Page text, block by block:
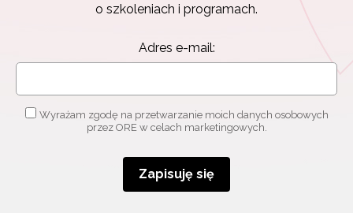
o szkoleniach i programach.
Adres e-mail:
Wyrażam zgodę na przetwarzanie moich danych osobowych
przez ORE w celach marketingowych.
Zapisuję się